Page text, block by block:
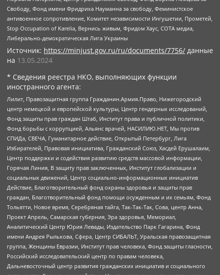
Свободу, Фонд имени Фридриха Науманна за свободу, Феминистское
антивоенное сопротивление, Комитет независимости Ингушетии, Прометей,
Stop Occupation of Karelia, Вернись живым, Фридом Хаус, СОТА медиа,
Либерально-демократическая Лига Украины
Источник: https://minjust.gov.ru/ru/documents/7756/ данные
на 13.05.2024
* Сведения реестра НКО, выполняющих функции
иностранного агента:
Лилит, Правозащитная группа Гражданин.Армия.Право, Нижегородский
центр немецкой и европейской культуры, Центр гендерных исследований,
Фонд защиты прав граждан Штаб, Институт права и публичной политики,
Фонд борьбы с коррупцией, Альянс врачей, НАСИЛИЮ.НЕТ, Мы против
СПИДа, СВЕЧА, Гуманитарное действие, Открытый Петербург, Лига
Избирателей, Правовая инициатива, Гражданский Союз, Хасдей Ерушалаим,
Центр поддержки и содействия развитию средств массовой информации,
Горячая Линия, В защиту прав заключенных, Институт глобализации и
социальных движений, Центр социально-информационных инициатив
Действие, Благотворительный фонд охраны здоровья и защиты прав
граждан, Благотворительный фонд помощи осужденным и их семьям, Фонд
Тольятти, Новое время, Серебряная тайга, Так-Так-Так, Сова, центр Анна,
Проект Апрель, Самарская губерния, Эра здоровья, Мемориал,
Аналитический Центр Юрия Левады, Издательство Парк Гагарина, Фонд
имени Андрея Рылькова, Сфера, Центр СИБАЛЬТ, Уральская правозащитная
группа, Женщины Евразии, Институт прав человека, Фонд защиты гласности,
Российский исследовательский центр по правам человека,
Дальневосточный центр развития гражданских инициатив и социального